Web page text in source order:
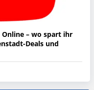
– wo spart ihr
Deals und